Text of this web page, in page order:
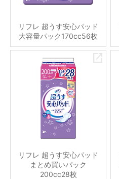
リフレ 超うす安心パッド
大容量パック170cc56枚
リフレ 超うす安心パッド
まとめ買いパック
200cc28枚